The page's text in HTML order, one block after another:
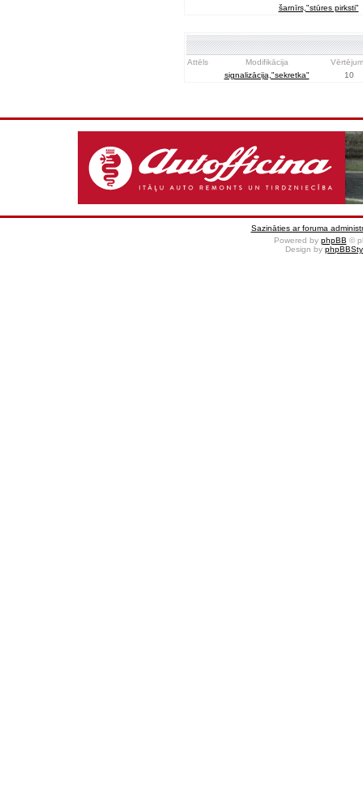
šarnīrs,"stūres pirksti"
Attēls Modifikācija
signalizācija,"sekretka"
10
Sazināties ar foruma
Powered by phpBB ©
Design by